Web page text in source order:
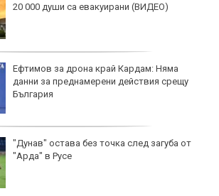
20 000 души са евакуирани (ВИДЕО)
Ефтимов за дрона край Кардам: Няма
данни за преднамерени действия срещу
България
"Дунав" остава без точка след загуба от
"Арда" в Русе